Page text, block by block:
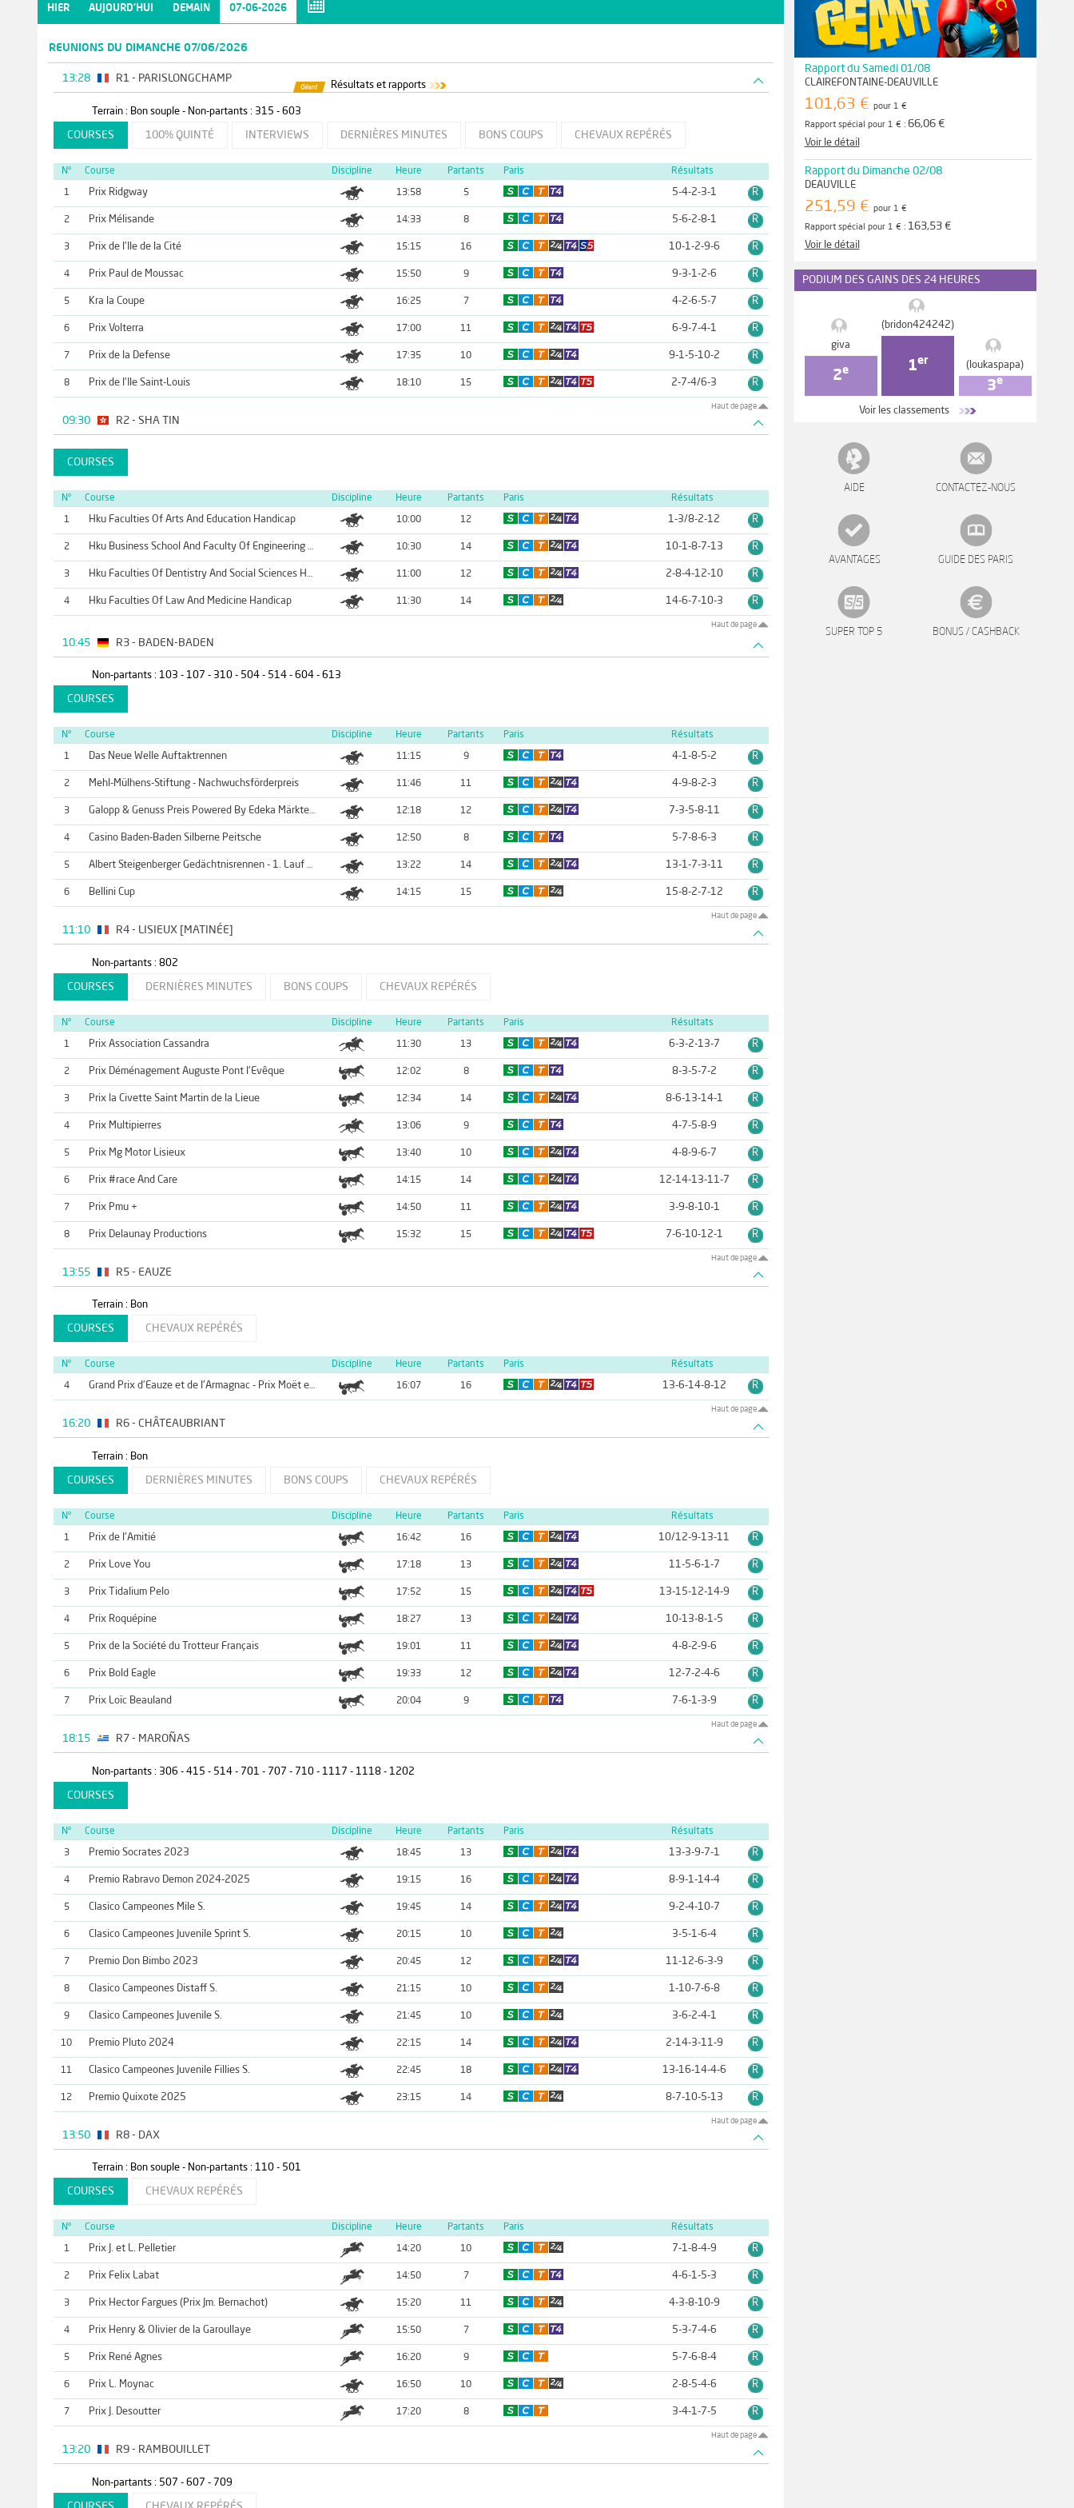
HIER AUJOURD'HUI DEMAIN 07-06-2026
REUNIONS DU DIMANCHE 07/06/2026
13:28 R1 - PARISLONGCHAMP
Résultats et rapports
Terrain : Bon souple - Non-partants : 315 - 603
COURSES 100% QUINTÉ INTERVIEWS DERNIÈRES MINUTES BONS COUPS CHEVAUX REPÉRÉS
N° Course Discipline Heure Partants Paris Résultats
1 Prix Ridgway 13:58 5 5-4-2-3-1 R
2 Prix Mélisande 14:33 8 5-6-2-8-1 R
3 Prix de l'Ile de la Cité 15:15 16 10-1-2-9-6 R
4 Prix Paul de Moussac 15:50 9 9-3-1-2-6 R
5 Kra la Coupe 16:25 7 4-2-6-5-7 R
6 Prix Volterra 17:00 11 6-9-7-4-1 R
7 Prix de la Defense 17:35 10 9-1-5-10-2 R
8 Prix de l'Ile Saint-Louis 18:10 15 2-7-4/6-3 R
Haut de page
09:30 R2 - SHA TIN
COURSES
N° Course Discipline Heure Partants Paris Résultats
1 Hku Faculties Of Arts And Education Handicap 10:00 12 1-3/8-2-12 R
2 Hku Business School And Faculty Of Engineering Handicap 10:30 14 10-1-8-7-13 R
3 Hku Faculties Of Dentistry And Social Sciences Handicap 11:00 12 2-8-4-12-10 R
4 Hku Faculties Of Law And Medicine Handicap 11:30 14 14-6-7-10-3 R
Haut de page
10:45 R3 - BADEN-BADEN
Non-partants : 103 - 107 - 310 - 504 - 514 - 604 - 613
COURSES
N° Course Discipline Heure Partants Paris Résultats
1 Das Neue Welle Auftaktrennen 11:15 9 4-1-8-5-2 R
2 Mehl-Mülhens-Stiftung - Nachwuchsförderpreis 11:46 11 4-9-8-2-3 R
3 Galopp & Genuss Preis Powered By Edeka Märkte Oser 12:18 12 7-3-5-8-11 R
4 Casino Baden-Baden Silberne Peitsche 12:50 8 5-7-8-6-3 R
5 Albert Steigenberger Gedächtnisrennen - 1. Lauf The Golden Horse 13:22 14 13-1-7-3-11 R
6 Bellini Cup 14:15 15 15-8-2-7-12 R
Haut de page
11:10 R4 - LISIEUX [MATINÉE]
Non-partants : 802
COURSES DERNIÈRES MINUTES BONS COUPS CHEVAUX REPÉRÉS
N° Course Discipline Heure Partants Paris Résultats
1 Prix Association Cassandra 11:30 13 6-3-2-13-7 R
2 Prix Déménagement Auguste Pont l'Evêque 12:02 8 8-3-5-7-2 R
3 Prix la Civette Saint Martin de la Lieue 12:34 14 8-6-13-14-1 R
4 Prix Multipierres 13:06 9 4-7-5-8-9 R
5 Prix Mg Motor Lisieux 13:40 10 4-8-9-6-7 R
6 Prix #race And Care 14:15 14 12-14-13-11-7 R
7 Prix Pmu + 14:50 11 3-9-8-10-1 R
8 Prix Delaunay Productions 15:32 15 7-6-10-12-1 R
Haut de page
13:55 R5 - EAUZE
Terrain : Bon
COURSES CHEVAUX REPÉRÉS
N° Course Discipline Heure Partants Paris Résultats
4 Grand Prix d'Eauze et de l'Armagnac - Prix Moët et Chandon 16:07 16 13-6-14-8-12 R
Haut de page
16:20 R6 - CHÂTEAUBRIANT
Terrain : Bon
COURSES DERNIÈRES MINUTES BONS COUPS CHEVAUX REPÉRÉS
N° Course Discipline Heure Partants Paris Résultats
1 Prix de l'Amitié 16:42 16 10/12-9-13-11 R
2 Prix Love You 17:18 13 11-5-6-1-7 R
3 Prix Tidalium Pelo 17:52 15 13-15-12-14-9 R
4 Prix Roquépine 18:27 13 10-13-8-1-5 R
5 Prix de la Société du Trotteur Français 19:01 11 4-8-2-9-6 R
6 Prix Bold Eagle 19:33 12 12-7-2-4-6 R
7 Prix Loïc Beauland 20:04 9 7-6-1-3-9 R
Haut de page
18:15 R7 - MAROÑAS
Non-partants : 306 - 415 - 514 - 701 - 707 - 710 - 1117 - 1118 - 1202
COURSES
N° Course Discipline Heure Partants Paris Résultats
3 Premio Socrates 2023 18:45 13 13-3-9-7-1 R
4 Premio Rabravo Demon 2024-2025 19:15 16 8-9-1-14-4 R
5 Clasico Campeones Mile S. 19:45 14 9-2-4-10-7 R
6 Clasico Campeones Juvenile Sprint S. 20:15 10 3-5-1-6-4 R
7 Premio Don Bimbo 2023 20:45 12 11-12-6-3-9 R
8 Clasico Campeones Distaff S. 21:15 10 1-10-7-6-8 R
9 Clasico Campeones Juvenile S. 21:45 10 3-6-2-4-1 R
10 Premio Pluto 2024 22:15 14 2-14-3-11-9 R
11 Clasico Campeones Juvenile Fillies S. 22:45 18 13-16-14-4-6 R
12 Premio Quixote 2025 23:15 14 8-7-10-5-13 R
Haut de page
13:50 R8 - DAX
Terrain : Bon souple - Non-partants : 110 - 501
COURSES CHEVAUX REPÉRÉS
N° Course Discipline Heure Partants Paris Résultats
1 Prix J. et L. Pelletier 14:20 10 7-1-8-4-9 R
2 Prix Felix Labat 14:50 7 4-6-1-5-3 R
3 Prix Hector Fargues (Prix Jm. Bernachot) 15:20 11 4-3-8-10-9 R
4 Prix Henry & Olivier de la Garoullaye 15:50 7 5-3-7-4-6 R
5 Prix René Agnes 16:20 9 5-7-6-8-4 R
6 Prix L. Moynac 16:50 10 2-8-5-4-6 R
7 Prix J. Desoutter 17:20 8 3-4-1-7-5 R
Haut de page
13:20 R9 - RAMBOUILLET
Non-partants : 507 - 607 - 709
Rapport du Samedi 01/08
CLAIREFONTAINE-DEAUVILLE
101,63 € pour 1 €
Rapport spécial pour 1 € : 66,06 €
Voir le détail
Rapport du Dimanche 02/08
DEAUVILLE
251,59 € pour 1 €
Rapport spécial pour 1 € : 163,53 €
Voir le détail
PODIUM DES GAINS DES 24 HEURES
giva
2e
(bridon424242)
1er (loukaspapa)
3e
Voir les classements
AIDE CONTACTEZ-NOUS
AVANTAGES GUIDE DES PARIS
SUPER TOP 5 BONUS / CASHBACK